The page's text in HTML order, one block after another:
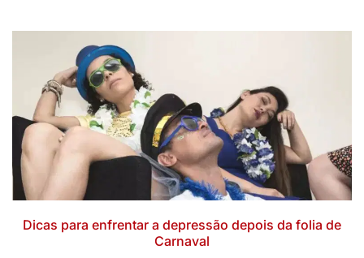
Dicas para enfrentar a depressão depois da folia de
Carnaval